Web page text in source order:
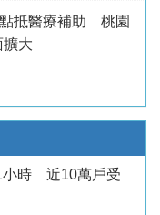
抵醫療補助 桃園
大
小時 近10萬戶受